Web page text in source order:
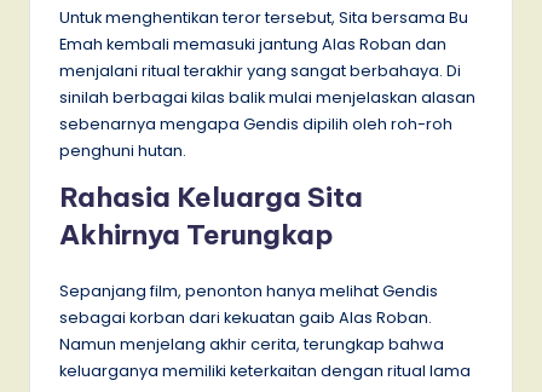
Untuk menghentikan teror tersebut, Sita bersama Bu
Emah kembali memasuki jantung Alas Roban dan
menjalani ritual terakhir yang sangat berbahaya. Di
sinilah berbagai kilas balik mulai menjelaskan alasan
sebenarnya mengapa Gendis dipilih oleh roh-roh
penghuni hutan.
Rahasia Keluarga Sita
Akhirnya Terungkap
Sepanjang film, penonton hanya melihat Gendis
sebagai korban dari kekuatan gaib Alas Roban.
Namun menjelang akhir cerita, terungkap bahwa
keluarganya memiliki keterkaitan dengan ritual lama